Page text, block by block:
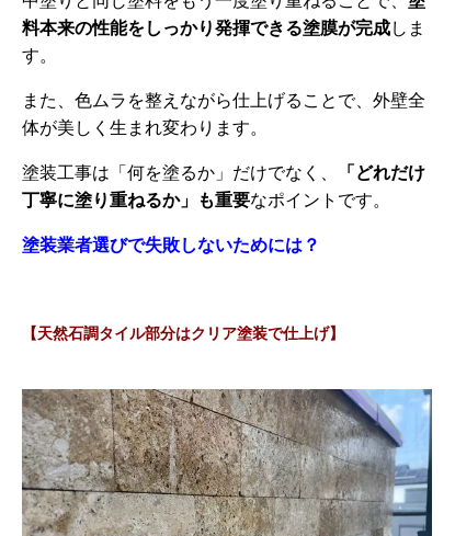
料本来の性能をしっかり発揮できる塗膜が完成しま
す。
また、色ムラを整えながら仕上げることで、外壁全
体が美しく生まれ変わります。
塗装工事は「何を塗るか」だけでなく、
「どれだけ
丁寧に塗り重ねるか」も重要なポイントです。
塗装業者選びで失敗しないためには？
【天然石調タイル部分はクリア塗装で仕上げ】